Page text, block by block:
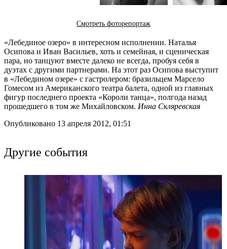
Смотреть фоторепортаж
«Лебединое озеро» в интересном исполнении. Наталья
Осипова и Иван Васильев, хоть и семейная, и сценическая
пара, но танцуют вместе далеко не всегда, пробуя себя в
дуэтах с другими партнерами. На этот раз Осипова выступит
в «Лебедином озере» с гастролером: бразильцем Марсело
Гомесом из Американского театра балета, одной из главных
фигур последнего проекта «Короли танца», полгода назад
прошедшего в том же Михайловском. Инна Скляревская
Опубликовано 13 апреля 2012, 01:51
Другие события